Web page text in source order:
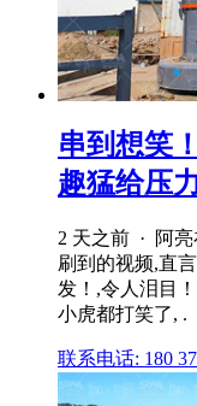
串到想笑
趣猛给压
2 天之前 · 阿
刷到的视频,直
发！,令人泪目
小虎都打笑了, .
联系电话: 180